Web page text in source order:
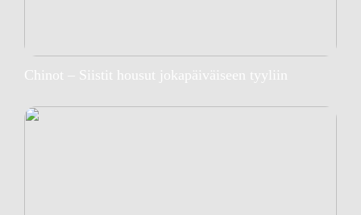
Chinot – Siistit housut jokapäiväiseen tyyliin